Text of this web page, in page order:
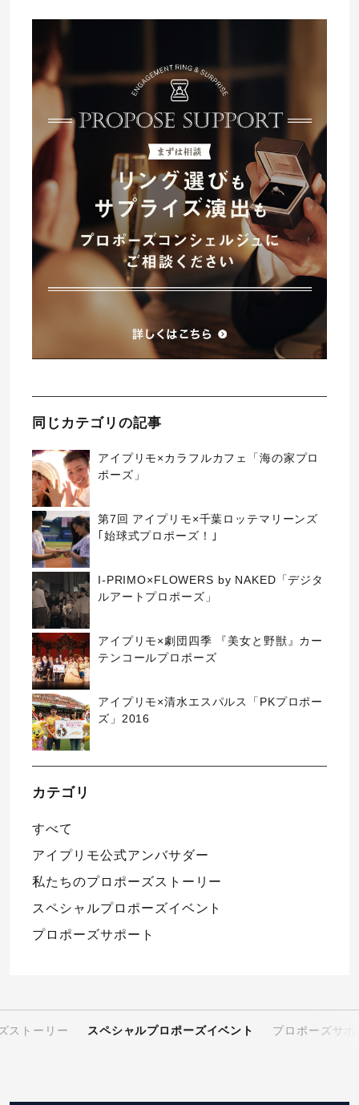
同じカテゴリの記事
アイプリモ×カラフルカフェ「海の家プロ
ポーズ」
第7回 アイプリモ×千葉ロッテマリーンズ
｢始球式プロポーズ！｣
I-PRIMO×FLOWERS by NAKED「デジタ
ルアートプロポーズ」
アイプリモ×劇団四季 『美女と野獣』カー
テンコールプロポーズ
アイプリモ×清水エスパルス「PKプロポー
ズ」2016
カテゴリ
すべて
アイプリモ公式アンバサダー
私たちのプロポーズストーリー
スペシャルプロポーズイベント
プロポーズサポート
ストーリー スペシャルプロポーズイベント プロポーズサポ